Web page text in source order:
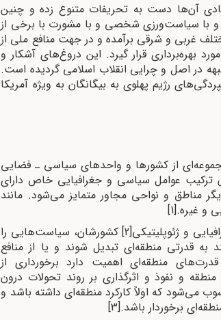
آن‌ها دست به تحریفات متنوع زده و چنین
و با سیاست‌ورزی شخصی و با مشورت با برخی از
غربی و شرقی برآمده و در جهت منافع ملی از
بهره‌برداری قرار گیرد. این دروغ‌های آشکار و
در اصل و چرایی انقلاب اسلامی گردیده است.
رژیم پهلوی به بیگانگان به ویژه آمریکا
از کشورها و واحدهای سیاسی ـ فضایی
ترکیب عوامل سیاسی و جغرافیایی خاص دارای
و نواحی مجاور متمایز می‌شود. مانند
و غیره.[1]
و ژئوپلیتیکی[2] کشورشان، سیاست‌هایی را
به قدرتی منطقه‌ای تبدیل شوند و یا از منافع
منطقه‌ای اهمیت دارد برخورداری از
و نفوذ و اثرگذاری بر روند تحولات درون
می‌شود که اولاً کارکرد منطقه‌ای داشته باشد و
برخوردار باشد.[3]